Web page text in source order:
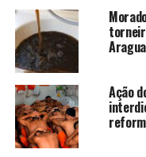
Ação